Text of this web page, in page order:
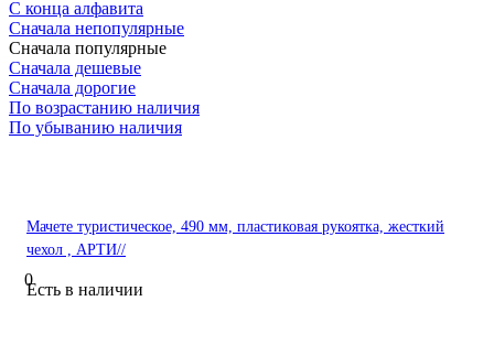
С конца алфавита
Сначала непопулярные
Сначала популярные
Сначала дешевые
Сначала дорогие
По возрастанию наличия
По убыванию наличия
Мачете туристическое, 490 мм, пластиковая рукоятка, жесткий
чехол , АРТИ//
0
Есть в наличии